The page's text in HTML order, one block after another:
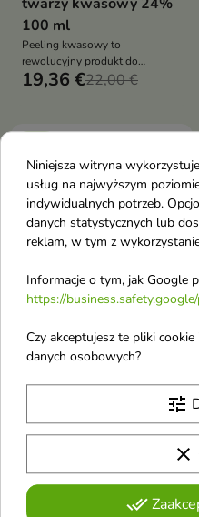
100 ml
Peeling kwasowy to
rewolucyjny produkt do
pielęgnacji twarzy i ciała
19,36 €22,00 €

SkinTra Wszystko, co
pokocha Twoja skóra
100 ml
Przywraca fizjologiczne pH
21,65 €24,60 €
Niniejsza witryna
usług na najwyższym
indywidualnych potrzeb.
danych statystycznych lub
reklam, w tym z
Informacje o tym, jak Google
https://business.safety.google/
Czy akceptujesz te pliki
danych osobowych?
tune
clear
done_all